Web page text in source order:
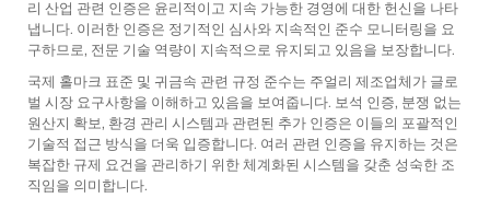
리 산업 관련 인증은 윤리적이고 지속 가능한 경영에 대한 헌신을 나타
냅니다. 이러한 인증은 정기적인 심사와 지속적인 준수 모니터링을 요
구하므로, 전문 기술 역량이 지속적으로 유지되고 있음을 보장합니다.
국제 홀마크 표준 및 귀금속 관련 규정 준수는 주얼리 제조업체가 글로
벌 시장 요구사항을 이해하고 있음을 보여줍니다. 보석 인증, 분쟁 없는
원산지 확보, 환경 관리 시스템과 관련된 추가 인증은 이들의 포괄적인
기술적 접근 방식을 더욱 입증합니다. 여러 관련 인증을 유지하는 것은
복잡한 규제 요건을 관리하기 위한 체계화된 시스템을 갖춘 성숙한 조
직임을 의미합니다.